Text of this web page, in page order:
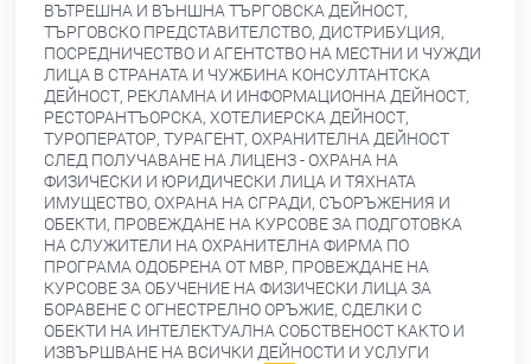
ВЪТРЕШНА И ВЪНШНА ТЪРГОВСКА ДЕЙНОСТ,
ТЪРГОВСКО ПРЕДСТАВИТЕЛСТВО, ДИСТРИБУЦИЯ,
ПОСРЕДНИЧЕСТВО И АГЕНТСТВО НА МЕСТНИ И ЧУЖДИ
ЛИЦА В СТРАНАТА И ЧУЖБИНА КОНСУЛТАНТСКА
ДЕЙНОСТ, РЕКЛАМНА И ИНФОРМАЦИОННА ДЕЙНОСТ,
РЕСТОРАНТЪОРСКА, ХОТЕЛИЕРСКА ДЕЙНОСТ,
ТУРОПЕРАТОР, ТУРАГЕНТ, ОХРАНИТЕЛНА ДЕЙНОСТ
СЛЕД ПОЛУЧАВАНЕ НА ЛИЦЕНЗ - ОХРАНА НА
ФИЗИЧЕСКИ И ЮРИДИЧЕСКИ ЛИЦА И ТЯХНАТА
ИМУЩЕСТВО, ОХРАНА НА СГРАДИ, СЪОРЪЖЕНИЯ И
ОБЕКТИ, ПРОВЕЖДАНЕ НА КУРСОВЕ ЗА ПОДГОТОВКА
НА СЛУЖИТЕЛИ НА ОХРАНИТЕЛНА ФИРМА ПО
ПРОГРАМА ОДОБРЕНА ОТ МВР, ПРОВЕЖДАНЕ НА
КУРСОВЕ ЗА ОБУЧЕНИЕ НА ФИЗИЧЕСКИ ЛИЦА ЗА
БОРАВЕНЕ С ОГНЕСТРЕЛНО ОРЪЖИЕ, СДЕЛКИ С
ОБЕКТИ НА ИНТЕЛЕКТУАЛНА СОБСТВЕНОСТ КАКТО И
ИЗВЪРШВАНЕ НА ВСИЧКИ ДЕЙНОСТИ И УСЛУГИ